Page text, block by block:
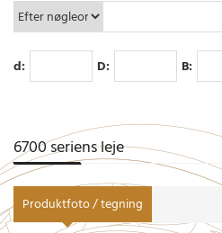
d: D: B:
6700 seriens leje
Produktfoto / tegning